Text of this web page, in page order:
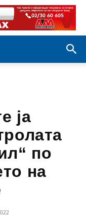
ја
по
на